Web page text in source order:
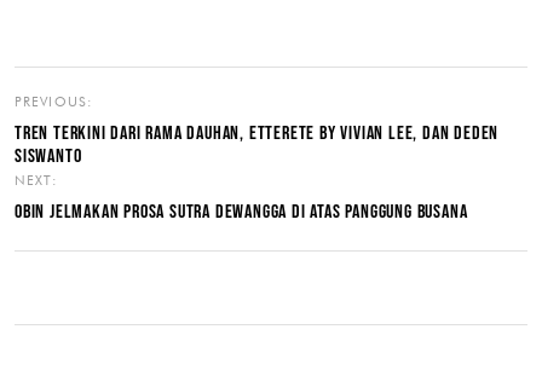
PREVIOUS:
TREN TERKINI DARI RAMA DAUHAN, ETTERETE BY VIVIAN LEE, DAN DEDEN
SISWANTO
NEXT:
OBIN JELMAKAN PROSA SUTRA DEWANGGA DI ATAS PANGGUNG BUSANA